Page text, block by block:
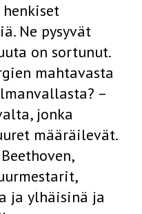
Ne pysyvät
on sortunut.
mahtavasta
–
jonka
määräilevät.
ja ylhäisinä ja